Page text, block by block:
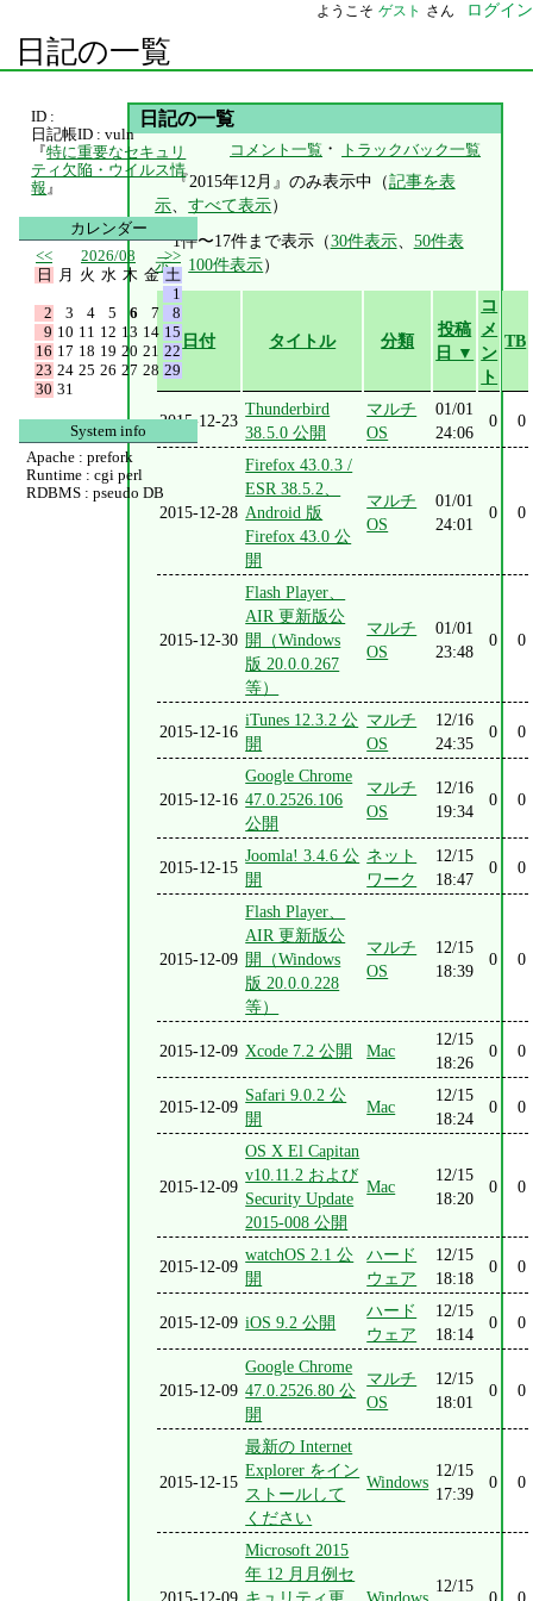
ようこそ ゲスト さん ログイン
日記の一覧
日記の一覧
コメント一覧 ・ トラックバック一覧
『2015年12月』のみ表示中（記事を表
示、すべて表示）
1件〜17件まで表示（30件表示、 50件表
示、 100件表示）
日付 タイトル 分類
投稿
日 ▼
コ
メ
ン
ト
TB
2015-12-23
Thunderbird
38.5.0 公開
マルチ
OS
01/01
24:06
0 0
2015-12-28
Firefox 43.0.3 /
ESR 38.5.2、
Android 版
Firefox 43.0 公
開
マルチ
OS
01/01
24:01
0 0
2015-12-30
Flash Player、
AIR 更新版公
開（Windows
版 20.0.0.267
等）
マルチ
OS
01/01
23:48
0 0
2015-12-16
iTunes 12.3.2 公
開
マルチ
OS
12/16
24:35
0 0
2015-12-16
Google Chrome
47.0.2526.106
公開
マルチ
OS
12/16
19:34
0 0
2015-12-15
Joomla! 3.4.6 公
開
ネット
ワーク
12/15
18:47
0 0
2015-12-09
Flash Player、
AIR 更新版公
開（Windows
版 20.0.0.228
等）
マルチ
OS
12/15
18:39
0 0
2015-12-09 Xcode 7.2 公開 Mac
12/15
18:26
0 0
2015-12-09
Safari 9.0.2 公
開
Mac
12/15
18:24
0 0
2015-12-09
OS X El Capitan
v10.11.2 および
Security Update
2015-008 公開
Mac
12/15
18:20
0 0
2015-12-09
watchOS 2.1 公
開
ハード
ウェア
12/15
18:18
0 0
2015-12-09 iOS 9.2 公開
ハード
ウェア
12/15
18:14
0 0
2015-12-09
Google Chrome
47.0.2526.80 公
開
マルチ
OS
12/15
18:01
0 0
2015-12-15
最新の Internet
Explorer をイン
ストールして
ください
Windows
12/15
17:39
0 0
Microsoft 2015
年 12 月月例セ
12/15
ID :
日記帳ID : vuln
『特に重要なセキュリ
ティ欠陥・ウイルス情
報 』
カレンダー
<<
2026/08
>>
日
月 火 水 木 金 土
1
2
3 4 5 6 7
8
9 10 11 12 13 14 15
16 17 18 19 20 21 22
23 24 25 26 27 28 29
30 31
System info
Apache : prefork
Runtime : cgi perl
RDBMS : pseudo DB